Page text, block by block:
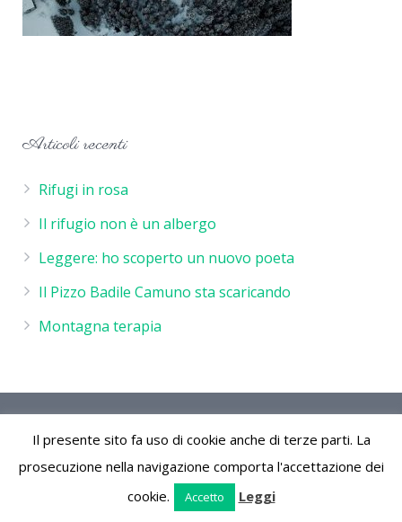
Cimbergo da vedere
Articoli recenti
Rifugi in rosa
Il rifugio non è un albergo
Leggere: ho scoperto un nuovo poeta
Il Pizzo Badile Camuno sta scaricando
Montagna terapia
Località Volano 25050 Cimbergo (Bs) Parco Naturale
dell'Adamello Vallecamonica Lombardia Italia
Il presente sito fa uso di cookie anche di terze parti. La
prosecuzione nella navigazione comporta l'accettazione dei
cookie.
Accetto Leggi